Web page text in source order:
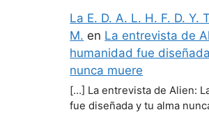
La E. D. A. L. H. F. D. Y.
M. en La entrevista de
humanidad fue
nunca muere
[…] La entrevista de Alien:
fue diseñada y tu alma